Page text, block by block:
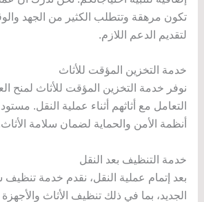
تكون مرهقة وتتطلب الكثير من الجهد
لتقديم الدعم اللازم.
خدمة التخزين المؤقت للأثاث
نوفر خدمة التخزين المؤقت للأثاث لمنح
التعامل مع أثاثهم أثناء عملية النقل.
أنظمة الأمن والحماية لضمان سلامة
خدمة التنظيف بعد النقل
بعد إتمام عملية النقل، نقدم خدمة تنظيف
الجديد، بما في ذلك تنظيف الأثاث والأجهزة